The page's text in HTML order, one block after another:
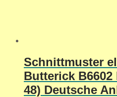
Schnittmuster
Butterick B6602
48) Deutsche